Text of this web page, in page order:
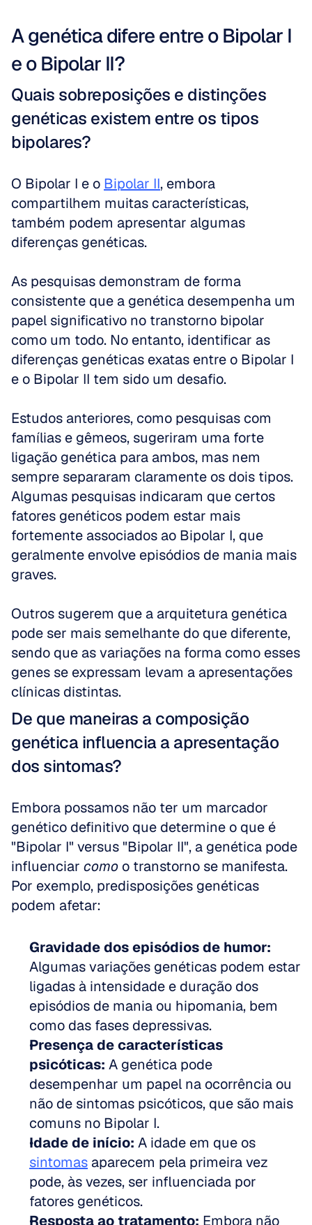
A genética difere entre o Bipolar I
e o Bipolar II?
Quais sobreposições e distinções
genéticas existem entre os tipos
bipolares?
O Bipolar I e o Bipolar II, embora
compartilhem muitas características,
também podem apresentar algumas
diferenças genéticas.
As pesquisas demonstram de forma
consistente que a genética desempenha um
papel significativo no transtorno bipolar
como um todo. No entanto, identificar as
diferenças genéticas exatas entre o Bipolar I
e o Bipolar II tem sido um desafio.
Estudos anteriores, como pesquisas com
famílias e gêmeos, sugeriram uma forte
ligação genética para ambos, mas nem
sempre separaram claramente os dois tipos.
Algumas pesquisas indicaram que certos
fatores genéticos podem estar mais
fortemente associados ao Bipolar I, que
geralmente envolve episódios de mania mais
graves.
Outros sugerem que a arquitetura genética
pode ser mais semelhante do que diferente,
sendo que as variações na forma como esses
genes se expressam levam a apresentações
clínicas distintas.
De que maneiras a composição
genética influencia a apresentação
dos sintomas?
Embora possamos não ter um marcador
genético definitivo que determine o que é
"Bipolar I" versus "Bipolar II", a genética pode
influenciar como o transtorno se manifesta.
Por exemplo, predisposições genéticas
podem afetar:
Gravidade dos episódios de humor:
Algumas variações genéticas podem estar
ligadas à intensidade e duração dos
episódios de mania ou hipomania, bem
como das fases depressivas.
Presença de características
psicóticas: A genética pode
desempenhar um papel na ocorrência ou
não de sintomas psicóticos, que são mais
comuns no Bipolar I.
Idade de início:
sintomas aparecem pela primeira vez
pode, às vezes, ser influenciada por
fatores genéticos.
Resposta ao tratamento: Embora não